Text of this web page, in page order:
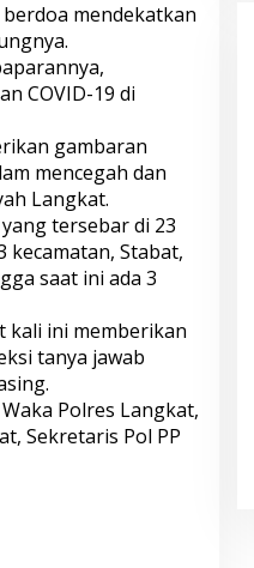
mendekatkan
COVID-19 di
gambaran
mencegah dan
Langkat.
tersebar di 23
kecamatan, Stabat,
saat ini ada 3
kali ini memberikan
tanya jawab
Polres Langkat,
Sekretaris Pol PP